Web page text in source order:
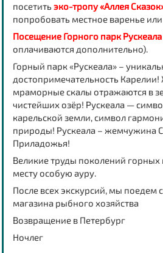
посетить эко-тропу «Аллея
попробовать местное варенье
Посещение Горного парк Рускеала
оплачиваются дополнительно).
Горный парк «Рускеала» –
достопримечательность
мраморные скалы отражаются в
чистейших озёр! Рускеала —
карельской земли, символ
природы! Рускеала – жемчужина
Приладожья!
Великие труды поколений горных
месту особую ауру.
После всех экскурсий, мы поедем
магазина рыбного хозяйства
Возвращение в Петербург
Ночлег